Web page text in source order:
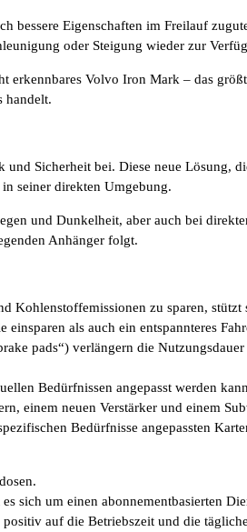
Eigenschaften im Freilauf
oder Steigung wieder zur
Volvo Iron Mark – das
handelt.
Sicherheit bei. Diese neue Lösung,
seiner direkten Umgebung.
und Dunkelheit, aber auch bei
Anhänger folgt.
zu sparen,
als auch ein entspannteres
pads“) verlängern die
Bedürfnissen angepasst werden
einem neuen Verstärker und einem
Bedürfnisse angepassten
um einen abonnementbasierten
auf die Betriebszeit und die